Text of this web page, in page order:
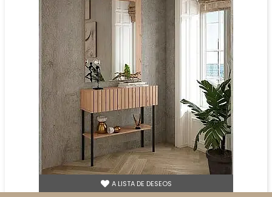
A LISTA DE DESEOS